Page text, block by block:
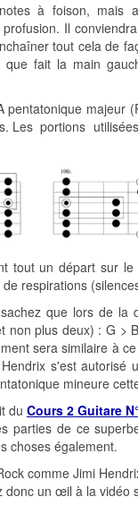
à foison, mais
Il
tout cela de
que fait la main
pentatonique majeur
Les portions
tout un départ sur le
respirations
que lors de la
non plus deux) : G >
sera similaire à
s'est autorisé
mineure
du Cours 2 Guitare
parties de ce
choses également.
comme Jimi
donc un œil à la vidéo